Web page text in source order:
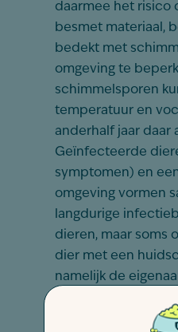
daarmee het risico
besmet materiaal,
bedekt met
omgeving te
schimmelsporen
temperatuur en
anderhalf jaar daar
Geïnfecteerde
symptomen) en
omgeving vormen
langdurige
dieren, maar soms
dier met een
namelijk de
gekomen met het